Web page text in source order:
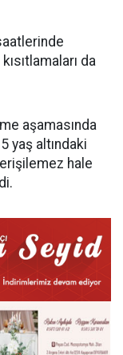
da
aşamasında
yaş altındaki
hale